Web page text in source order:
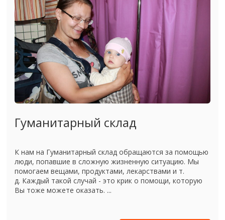
Гуманитарный склад
К нам на Гуманитарный склад обращаются за помощью
люди, попавшие в сложную жизненную ситуацию. Мы
помогаем вещами, продуктами, лекарствами и т.
д. Каждый такой случай - это крик о помощи, которую
Вы тоже можете оказать. ...